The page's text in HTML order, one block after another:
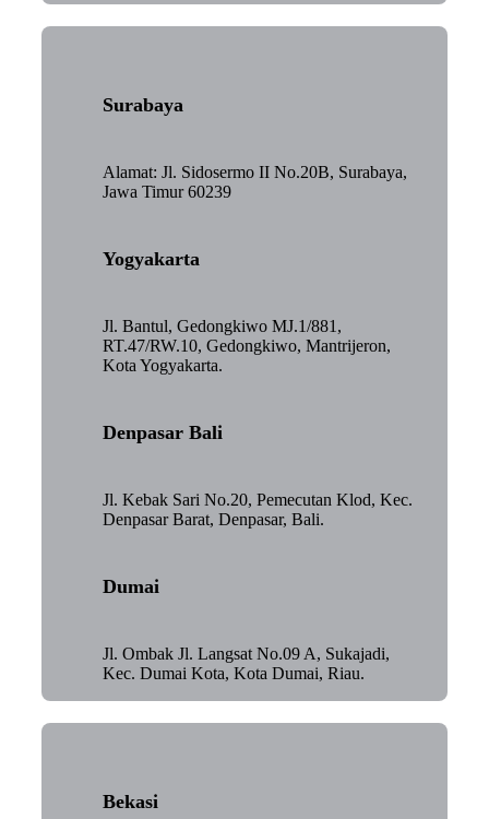
Surabaya
Alamat: Jl. Sidosermo II No.20B, Surabaya,
Jawa Timur 60239
Yogyakarta
Jl. Bantul, Gedongkiwo MJ.1/881,
RT.47/RW.10, Gedongkiwo, Mantrijeron,
Kota Yogyakarta.
Denpasar Bali
Jl. Kebak Sari No.20, Pemecutan Klod, Kec.
Denpasar Barat, Denpasar, Bali.
Dumai
Jl. Ombak Jl. Langsat No.09 A, Sukajadi,
Kec. Dumai Kota, Kota Dumai, Riau.
Bekasi